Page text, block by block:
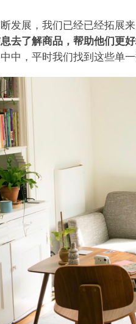
发展，我们已经已经拓展来
去了解商品，帮助他们更
中，平时我们找到这些单